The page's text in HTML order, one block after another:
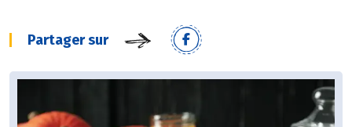
Partager sur